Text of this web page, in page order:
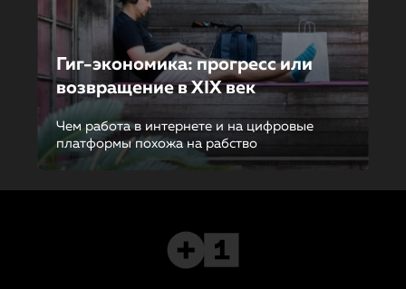
Гиг-экономика: прогресс или
возвращение в XIX век
Чем работа в интернете и на цифровые
платформы похожа на рабство